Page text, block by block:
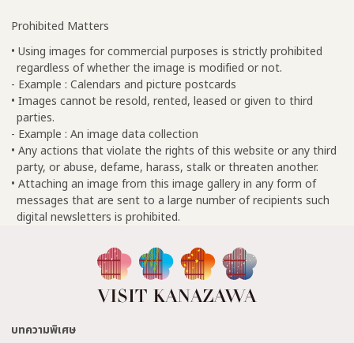
Prohibited Matters
• Using images for commercial purposes is strictly prohibited
regardless of whether the image is modified or not.
- Example : Calendars and picture postcards
• Images cannot be resold, rented, leased or given to third
parties.
- Example : An image data collection
• Any actions that violate the rights of this website or any third
party, or abuse, defame, harass, stalk or threaten another.
• Attaching an image from this image gallery in any form of
messages that are sent to a large number of recipients such
digital newsletters is prohibited.
บทความพิเศษ